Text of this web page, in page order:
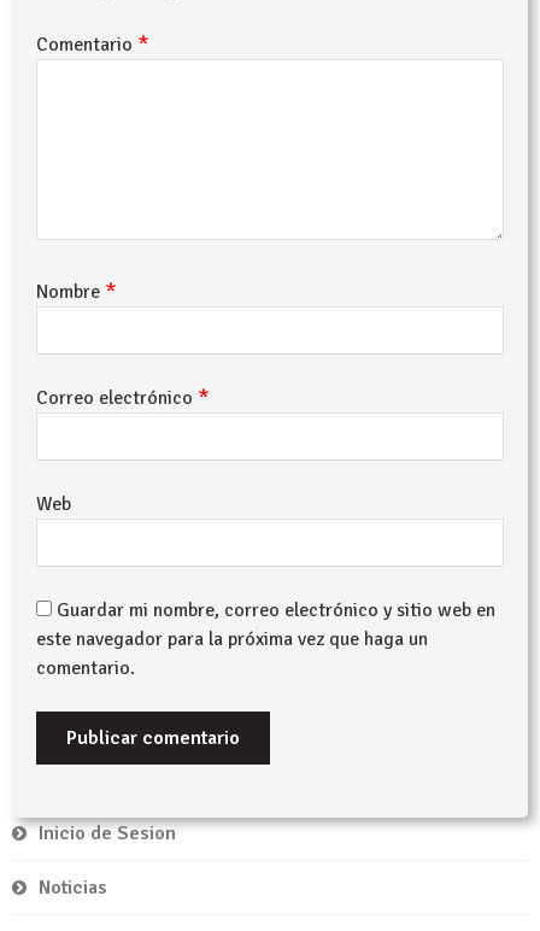
Comentario *
Nombre *
Correo electrónico *
Web
Guardar mi nombre, correo electrónico y sitio web en
este navegador para la próxima vez que haga un
comentario.
Inicio de Sesion
Noticias